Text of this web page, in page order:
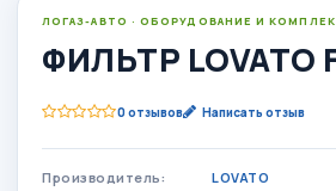
ЛОГАЗ-АВТО · ОБОРУДОВАНИЕ И
ФИЛЬТР LOVATO
0 отзывов Написать отзыв
Производитель:
LOVATO